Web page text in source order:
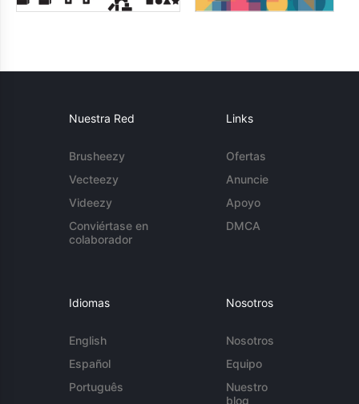
Nuestra Red
Brusheezy
Vecteezy
Videezy
Conviértase en
colaborador
Links
Ofertas
Anuncie
Apoyo
DMCA
Idiomas
English
Español
Português
Nosotros
Nosotros
Equipo
Nuestro
blog